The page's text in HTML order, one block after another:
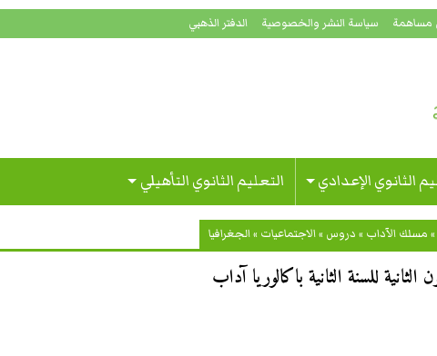
مساهمة سياسة النشر والخصوصية الدفتر الذهبي
الثانوي الإعدادي التعليم الثانوي التأهيلي
» مسلك الآداب » دروس »الاجتماعيات »الجغرافيا
للسنة الثانية باكالوريا آداب